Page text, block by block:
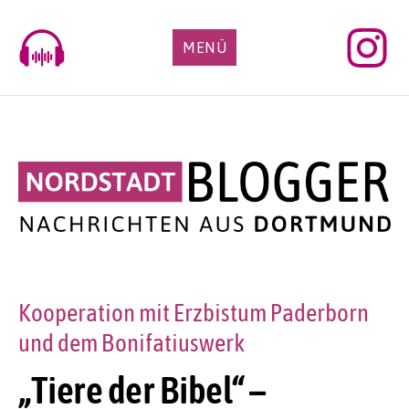
content
MENÜ
„Tiere der Bibel“ –
Kooperation mit Erzbistum Paderborn
und dem Bonifatiuswerk